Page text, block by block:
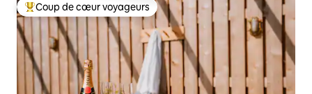
Coup de cœur voyageurs parmi les plus aimés
Coup de cœur voyageurs